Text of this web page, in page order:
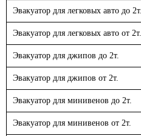
Эвакуатор для легковых авто до 2т.
Эвакуатор для легковых авто от 2т.
Эвакуатор для джипов до 2т.
Эвакуатор для джипов от 2т.
Эвакуатор для минивенов до 2т.
Эвакуатор для минивенов от 2т.